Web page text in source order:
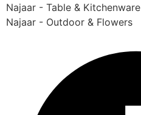
Najaar - Table & Kitchenware
Najaar - Outdoor & Flowers